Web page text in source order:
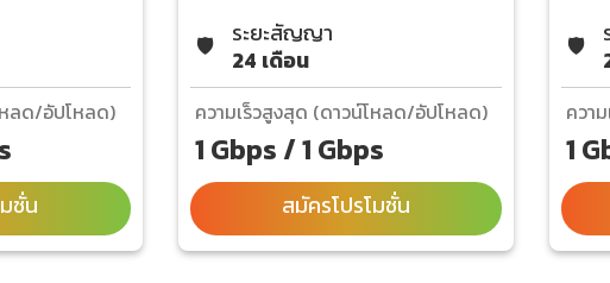
ลด/อัปโหลด)
ชั่น
🛡️
ระยะสัญญา
24 เดือน
ความเร็วสูงสุด (ดาวน์โหลด/อัปโหลด)
1 Gbps / 1 Gbps
สมัครโปรโมชั่น
🛡️
ควา
1